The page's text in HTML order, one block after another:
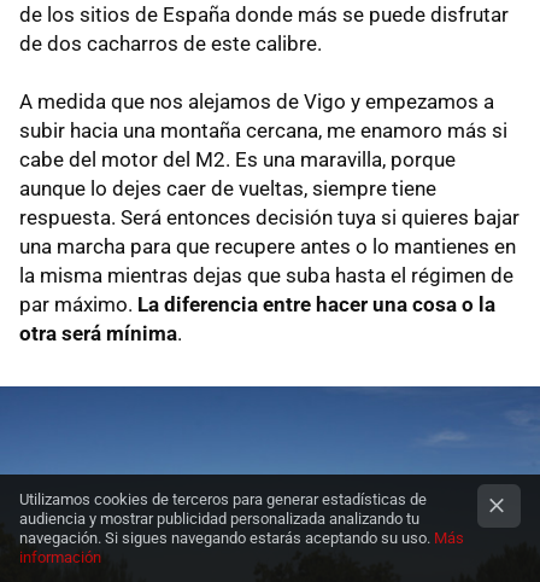
de los sitios de España donde más se puede disfrutar
de dos cacharros de este calibre.
A medida que nos alejamos de Vigo y empezamos a
subir hacia una montaña cercana, me enamoro más si
cabe del motor del M2. Es una maravilla, porque
aunque lo dejes caer de vueltas, siempre tiene
respuesta. Será entonces decisión tuya si quieres bajar
una marcha para que recupere antes o lo mantienes en
la misma mientras dejas que suba hasta el régimen de
par máximo. La diferencia entre hacer una cosa o la
otra será mínima.
Utilizamos cookies de terceros para generar estadísticas de
audiencia y mostrar publicidad personalizada analizando tu
navegación. Si sigues navegando estarás aceptando su uso. Más
información